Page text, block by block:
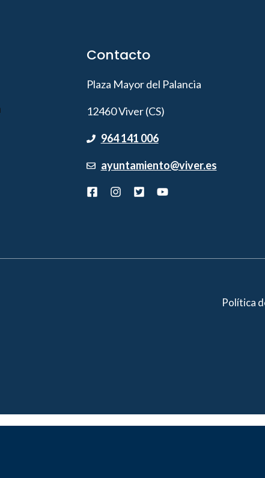
Contacto
Plaza Mayor del Palancia
12460 Viver (CS)
964 141 006
ayuntamiento@viver.es
Política